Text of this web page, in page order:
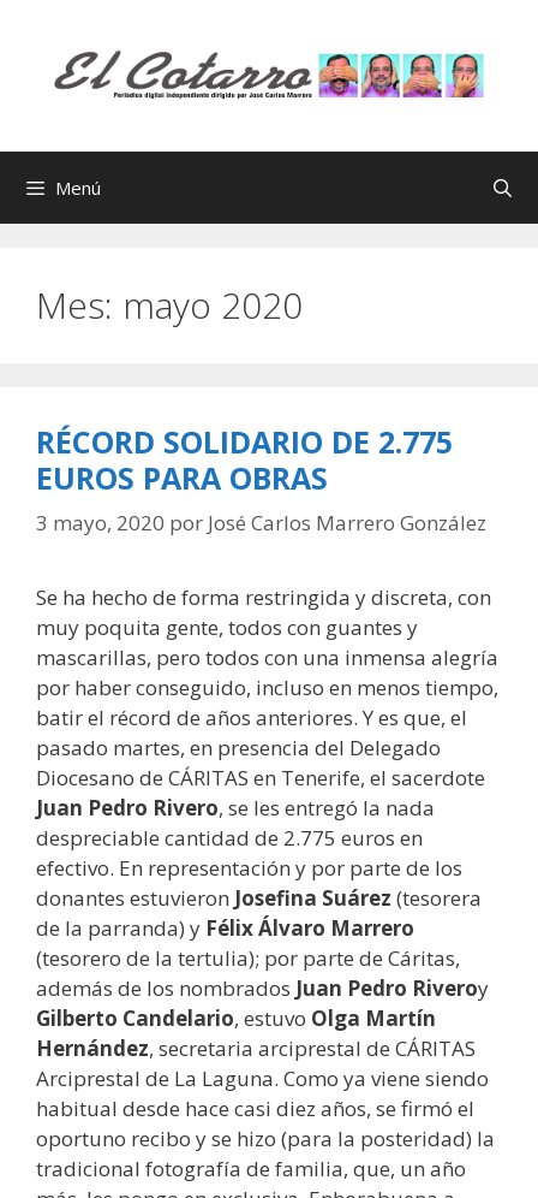
contenido
Menú
Mes: mayo 2020
RÉCORD SOLIDARIO DE 2.775
EUROS PARA OBRAS
3 mayo, 2020 por José Carlos Marrero González
Se ha hecho de forma restringida y discreta, con
muy poquita gente, todos con guantes y
mascarillas, pero todos con una inmensa alegría
por haber conseguido, incluso en menos tiempo,
batir el récord de años anteriores. Y es que, el
pasado martes, en presencia del Delegado
Diocesano de CÁRITAS en Tenerife, el sacerdote
Juan Pedro Rivero, se les entregó la nada
despreciable cantidad de 2.775 euros en
efectivo. En representación y por parte de los
donantes estuvieron Josefina Suárez (tesorera
de la parranda) y Félix Álvaro Marrero
(tesorero de la tertulia); por parte de Cáritas,
además de los nombrados Juan Pedro Riveroy
Gilberto Candelario, estuvo Olga Martín
Hernández, secretaria arciprestal de CÁRITAS
Arciprestal de La Laguna. Como ya viene siendo
habitual desde hace casi diez años, se firmó el
oportuno recibo y se hizo (para la posteridad) la
tradicional fotografía de familia, que, un año